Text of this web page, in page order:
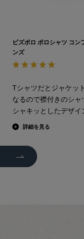
ビズポロ ポロシャツ コン
ンズ
詳細を見る
Tシャツだとジャケッ
なるので襟付きのシ
シャキッとしたデザ
ろ、この商品はワイ
地がポロシャツのよ
しても型崩れしない
乗り切ります。